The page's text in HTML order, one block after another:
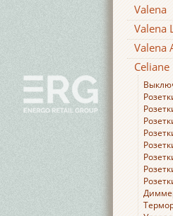
Valena
Valena
Valena
Celiane